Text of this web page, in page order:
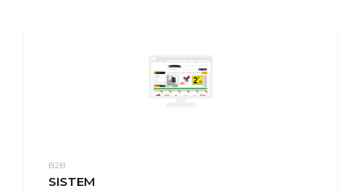
B2B
SISTEM